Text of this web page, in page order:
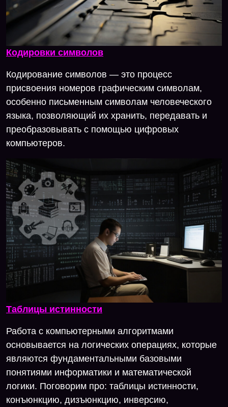
Кодировки символов
Кодирование символов — это процесс
присвоения номеров графическим символам,
особенно письменным символам человеческого
языка, позволяющий их хранить, передавать и
преобразовывать с помощью цифровых
компьютеров.
Таблицы истинности
Работа с компьютерными алгоритмами
основывается на логических операциях, которые
являются фундаментальными базовыми
понятиями информатики и математической
логики. Поговорим про: таблицы истинности,
конъюнкцию, дизъюнкцию, инверсию,